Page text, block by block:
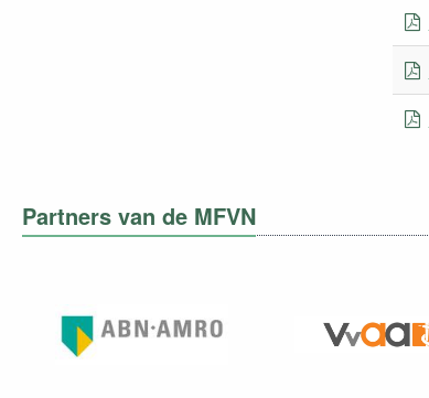
Partners van de MFVN